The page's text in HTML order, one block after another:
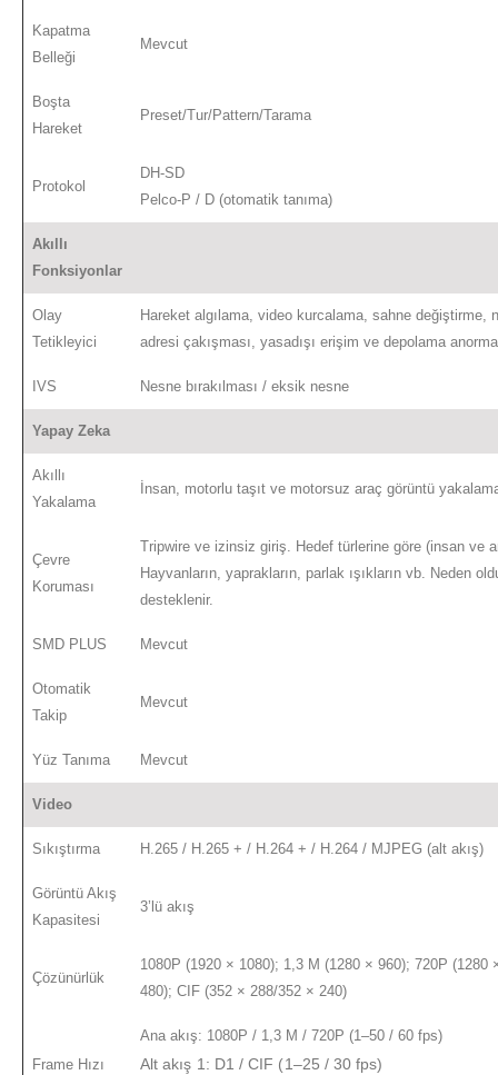
Kapatma
Belleği
Mevcut
Boşta
Hareket
Preset/Tur/Pattern/Tarama
Protokol
DH-SD
Pelco-P / D (otomatik tanıma)
Akıllı
Fonksiyonlar
Olay
Tetikleyici
Hareket algılama, video kurcalama, sahne değiştirme,
adresi çakışması, yasadışı erişim ve depolama
IVS Nesne bırakılması / eksik nesne
Yapay Zeka
Akıllı
Yakalama
İnsan, motorlu taşıt ve motorsuz araç görüntü
Çevre
Koruması
Tripwire ve izinsiz giriş. Hedef türlerine göre (insan ve
Hayvanların, yaprakların, parlak ışıkların vb. Neden
desteklenir.
SMD PLUS Mevcut
Otomatik
Takip
Mevcut
Yüz Tanıma Mevcut
Video
Sıkıştırma H.265 / H.265 + / H.264 + / H.264 / MJPEG (alt akış)
Görüntü Akış
Kapasitesi
3’lü akış
Çözünürlük
1080P (1920 × 1080); 1,3 M (1280 × 960); 720P (1280
480); CIF (352 × 288/352 × 240)
Frame Hızı
Ana akış: 1080P / 1,3 M / 720P (1–50 / 60 fps)
Alt akış 1: D1 / CIF (1–25 / 30 fps)